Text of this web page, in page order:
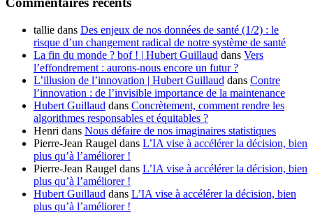
tallie dans Des enjeux de nos données de santé (1/2) : le
risque d’un changement radical de notre système de santé
La fin du monde ? bof ! | Hubert Guillaud dans Vers
l’effondrement : aurons-nous encore un futur ?
L’illusion de l’innovation | Hubert Guillaud dans Contre
l’innovation : de l’invisible importance de la maintenance
Hubert Guillaud dans Concrètement, comment rendre les
algorithmes responsables et équitables ?
Henri dans Nous défaire de nos imaginaires statistiques
Pierre-Jean Raugel dans L’IA vise à accélérer la décision, bien
plus qu’à l’améliorer !
Pierre-Jean Raugel dans L’IA vise à accélérer la décision, bien
plus qu’à l’améliorer !
Hubert Guillaud dans L’IA vise à accélérer la décision, bien
plus qu’à l’améliorer !